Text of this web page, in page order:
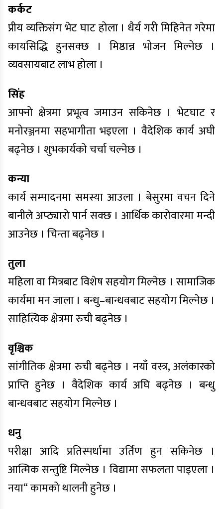
कर्कट
प्रीय व्यक्तिसंग भेट घाट होला । धैर्य गरी मिहिनेत गरेमा
कायसिद्धि हुनसक्छ । मिष्ठान्न भोजन मिल्नेछ ।
व्यवसायबाट लाभ होला ।
सिंह
आफ्नो क्षेत्रमा प्रभूत्व जमाउन सकिनेछ । भेटघाट र
मनोरञ्जनमा सहभागीता भइएला । वैदेशिक कार्य अघी
बढ्नेछ । शुभकार्यको चर्चा चल्नेछ ।
कन्या
कार्य सम्पादनमा समस्या आउला । बेसुरमा वचन दिने
बानीले अप्ठ्यारो पार्न सक्छ । आर्थिक कारोवारमा मन्दी
आउनेछ । चिन्ता बढ्नेछ ।
तुला
महिला वा मित्रबाट विशेष सहयोग मिल्नेछ । सामाजिक
कार्यमा मन जाला । बन्धु–बान्धवबाट सहयोग मिल्नेछ ।
साहित्यिक क्षेत्रमा रुची बढ्नेछ ।
वृश्चिक
सांगीतिक क्षेत्रमा रुची बढ्नेछ । नयाँ वस्त्र, अलंकारको
प्राप्ति हुनेछ । वैदेशिक कार्य अघि बढ्नेछ । बन्धु
बान्धवबाट सहयोग मिल्नेछ ।
धनु
परीक्षा आदि प्रतिस्पर्धामा उर्तिण हुन सकिनेछ ।
आत्मिक सन्तुष्टि मिल्नेछ । विद्यामा सफलता पाइएला ।
नया“ कामको थालनी हुनेछ ।